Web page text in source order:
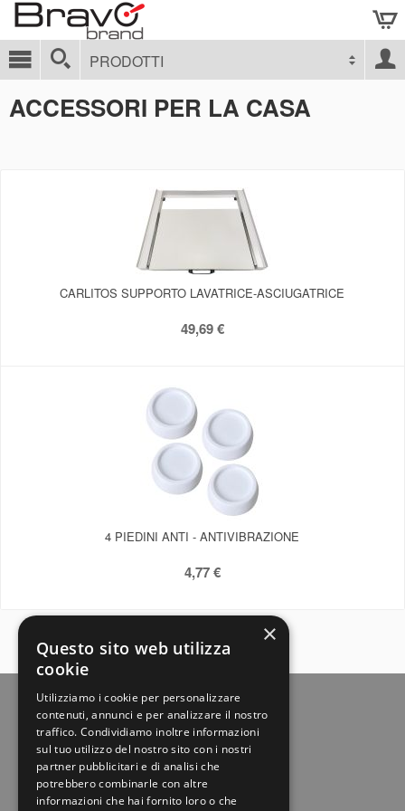
PRODOTTI
ACCESSORI PER LA CASA
CARLITOS SUPPORTO LAVATRICE-ASCIUGATRICE
49,69 €
4 PIEDINI ANTI - ANTIVIBRAZIONE
4,77 €
×
Questo sito web utilizza
cookie
Utilizziamo i cookie per personalizzare
contenuti, annunci e per analizzare il nostro
traffico. Condividiamo inoltre informazioni
sul tuo utilizzo del nostro sito con i nostri
partner pubblicitari e di analisi che
potrebbero combinarle con altre
informazioni che hai fornito loro o che